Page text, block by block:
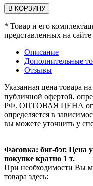
В КОРЗИНУ
* Товар и его
представленных на сайте
Описание
Дополнительные
Отзывы
Указанная цена товара
публичной офертой,
РФ. ОПТОВАЯ ЦЕНА
определяется в
вы можете уточнить у
Фасовка: биг-бэг. Цена
покупке кратно 1 т.
При необходимости Вы
товара здесь: